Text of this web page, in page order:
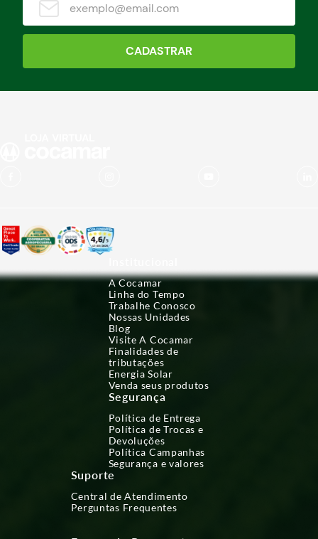
CADASTRAR
A Cocamar
Linha do Tempo
Trabalhe Conosco
Nossas Unidades
Blog
Visite A Cocamar
Finalidades de
tributações
Energia Solar
Venda seus produtos
Segurança
Política de Entrega
Política de Trocas e
Devoluções
Política Campanhas
Segurança e valores
Suporte
Central de Atendimento
Perguntas Frequentes